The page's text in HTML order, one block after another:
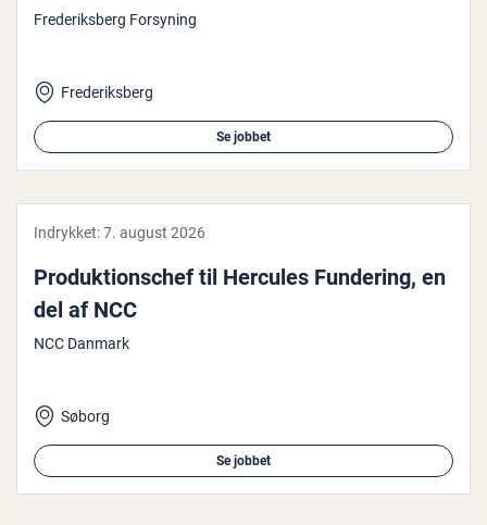
Frederiksberg Forsyning
Frederiksberg
Se jobbet
Indrykket:7. august 2026
Pro­duk­tions­chef til Hercules Fundering, en
del af NCC
NCC Danmark
Søborg
Se jobbet